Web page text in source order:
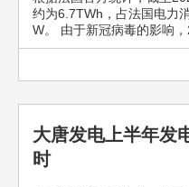
约为6.7TWh，占法国电力
W。 由于新冠病毒的影响
大唐发电上半年发
时